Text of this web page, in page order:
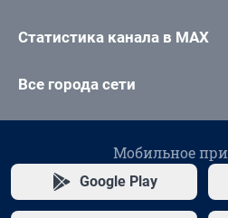
Статистика канала в MAX
Все города сети
Мобильное
Google Play